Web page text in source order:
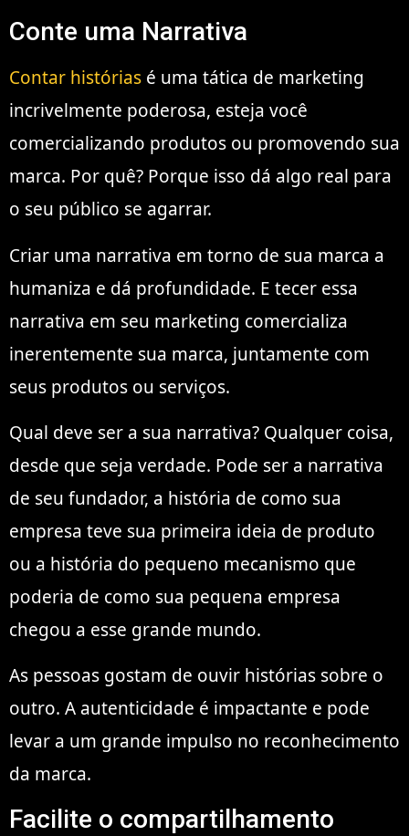
Conte uma Narrativa
Contar histórias é uma tática de marketing
incrivelmente poderosa, esteja você
comercializando produtos ou promovendo sua
marca. Por quê? Porque isso dá algo real para
o seu público se agarrar.
Criar uma narrativa em torno de sua marca a
humaniza e dá profundidade. E tecer essa
narrativa em seu marketing comercializa
inerentemente sua marca, juntamente com
seus produtos ou serviços.
Qual deve ser a sua narrativa? Qualquer coisa,
desde que seja verdade. Pode ser a narrativa
de seu fundador, a história de como sua
empresa teve sua primeira ideia de produto
ou a história do pequeno mecanismo que
poderia de como sua pequena empresa
chegou a esse grande mundo.
As pessoas gostam de ouvir histórias sobre o
outro. A autenticidade é impactante e pode
levar a um grande impulso no reconhecimento
da marca.
Facilite o compartilhamento